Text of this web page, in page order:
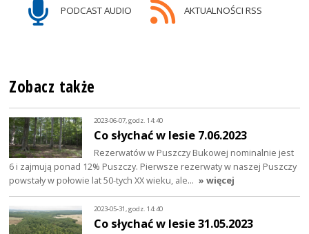
PODCAST AUDIO AKTUALNOŚCI RSS
Zobacz także
2023-06-07, godz. 14:40
Co słychać w lesie 7.06.2023
Rezerwatów w Puszczy Bukowej nominalnie jest
6 i zajmują ponad 12% Puszczy. Pierwsze rezerwaty w naszej Puszczy
powstały w połowie lat 50-tych XX wieku, ale… » więcej
2023-05-31, godz. 14:40
Co słychać w lesie 31.05.2023